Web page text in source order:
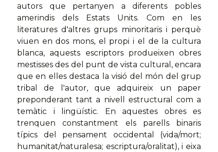
autors que pertanyen a diferents pobles
amerindis dels Estats Units. Com en les
literatures d'altres grups minoritaris i perquè
viuen en dos mons, el propi i el de la cultura
blanca, aquests escriptors produeixen obres
mestisses des del punt de vista cultural, encara
que en elles destaca la visió del món del grup
tribal de l'autor, que adquireix un paper
preponderant tant a nivell estructural com a
temàtic i lingüístic. En aquestes obres es
trenquen constantment els parells binaris
típics del pensament occidental (vida/mort;
humanitat/naturalesa; escriptura/oralitat), i eixa